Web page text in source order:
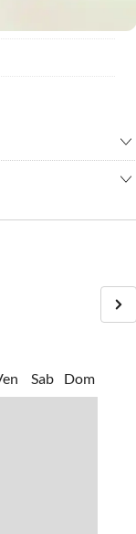
di casa. Se cercate
più grande del
Sab Dom